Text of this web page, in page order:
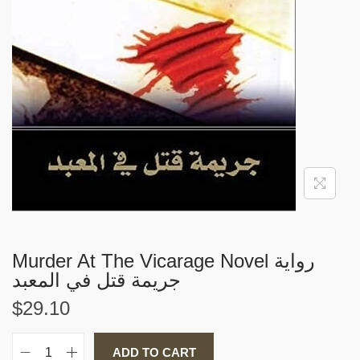
i
o
n
Murder At The Vicarage Novel رواية
$29.10
ADD TO CART